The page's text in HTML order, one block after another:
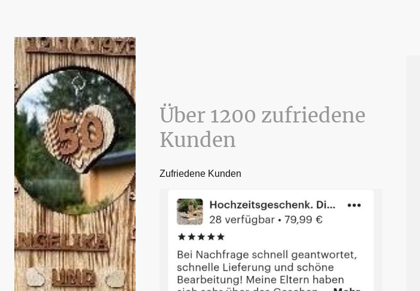
Über 1200 zufriedene
Kunden
Zufriedene Kunden